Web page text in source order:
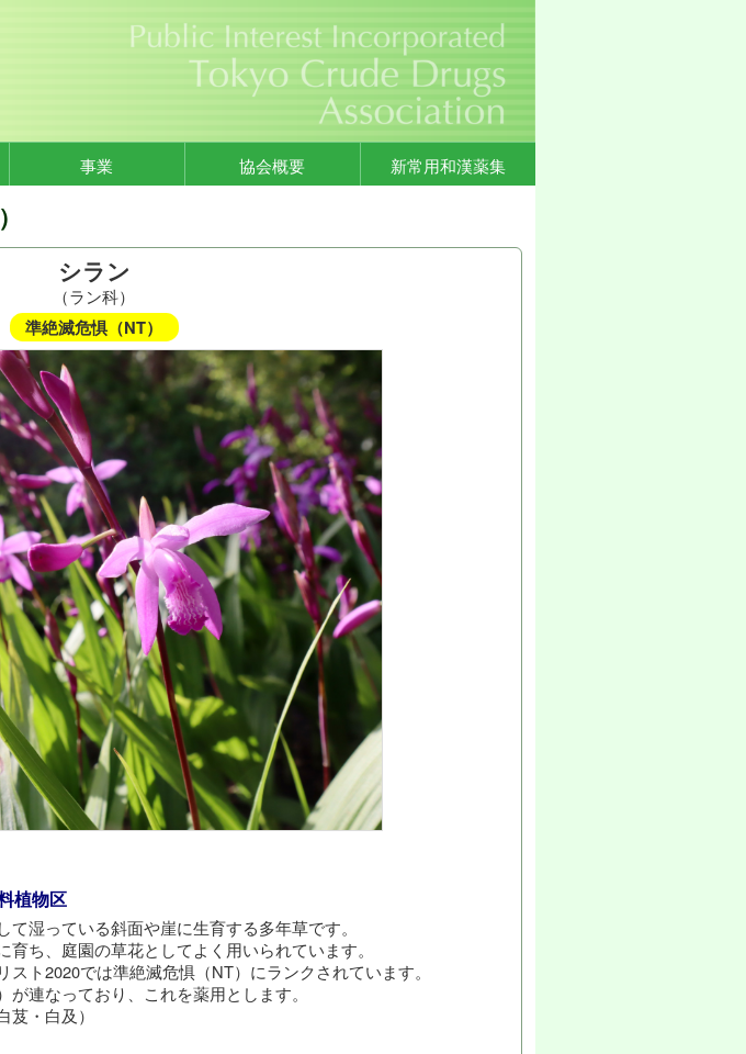
事業 協会概要 新常用和漢薬集
シラン
（ラン科）
準絶滅危惧（NT）
植物区
湿っている斜面や崖に生育する多年草です。
ち、庭園の草花としてよく用いられています。
ト2020では準絶滅危惧（NT）にランクされています。
連なっており、これを薬用とします。
芨・白及）